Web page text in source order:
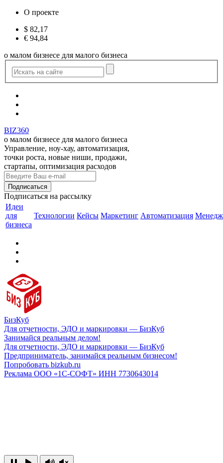
О проекте
$ 82,17
€ 94,84
о малом бизнесе для малого бизнеса
BIZ360
о малом бизнесе для малого бизнеса
Управление, ноу-хау, автоматизация,
точки роста, новые ниши, продажи,
стартапы, оптимизация расходов
Подписаться на рассылку
Идеи
для
бизнеса
Технологии Кейсы Маркетинг Автоматизация
БизКуб
Для отчетности, ЭДО и маркировки — БизКуб
Занимайся реальным делом!
Для отчетности, ЭДО и маркировки — БизКуб
Предприниматель, занимайся реальным бизнесом!
Попробовать bizkub.ru
Реклама ООО «1С-СОФТ» ИНН 7730643014